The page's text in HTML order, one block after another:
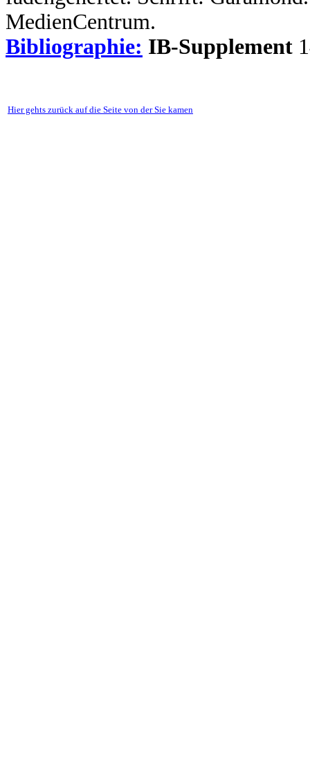
MedienCentrum.
Bibliographie: IB-Supplement
Hier gehts zurück auf die Seite von der Sie kamen